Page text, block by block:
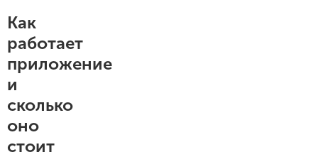
Как
работает
приложение
и
сколько
оно
стоит